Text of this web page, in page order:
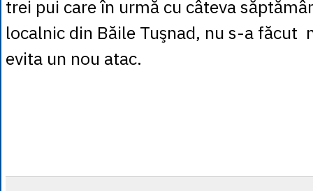
trei pui care în urmă cu câteva
localnic din Băile Tuşnad, nu s-a făcut
evita un nou atac.